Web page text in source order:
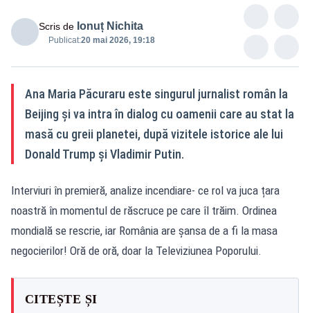
Scris de Ionuț Nichita
Publicat:20 mai 2026, 19:18
Ana Maria Păcuraru este singurul jurnalist român la
Beijing și va intra în dialog cu oamenii care au stat la
masă cu greii planetei, după vizitele istorice ale lui
Donald Trump și Vladimir Putin.
Interviuri în premieră, analize incendiare- ce rol va juca țara
noastră în momentul de răscruce pe care îl trăim. Ordinea
mondială se rescrie, iar România are șansa de a fi la masa
negocierilor! Oră de oră, doar la Televiziunea Poporului.
CITEȘTE ȘI